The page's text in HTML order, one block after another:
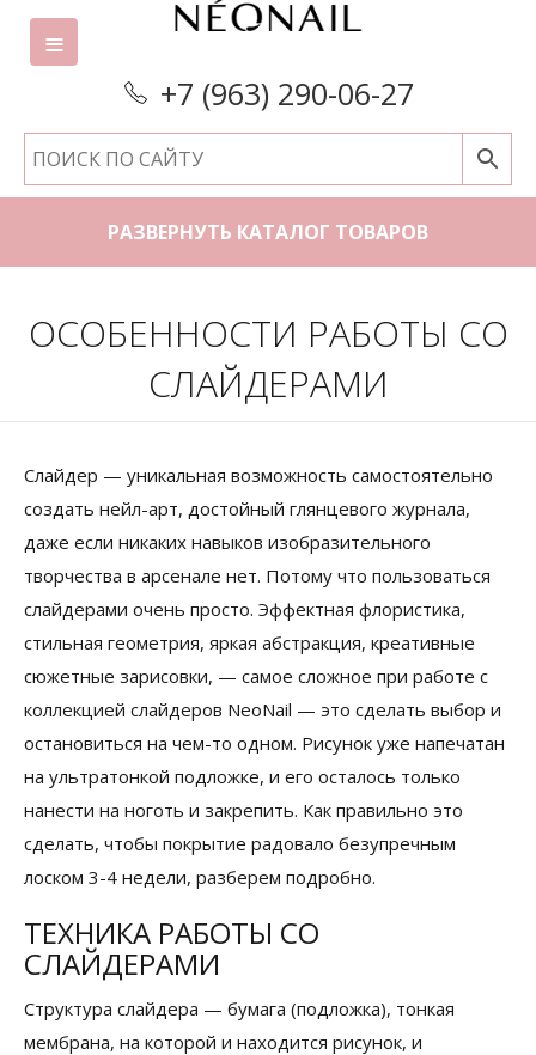
+7 (963) 290-06-27
РАЗВЕРНУТЬ КАТАЛОГ ТОВАРОВ
ОСОБЕННОСТИ РАБОТЫ СО
СЛАЙДЕРАМИ
Слайдер — уникальная возможность самостоятельно
создать нейл-арт, достойный глянцевого журнала,
даже если никаких навыков изобразительного
творчества в арсенале нет. Потому что пользоваться
слайдерами очень просто. Эффектная флористика,
стильная геометрия, яркая абстракция, креативные
сюжетные зарисовки, — самое сложное при работе с
коллекцией слайдеров NeoNail — это сделать выбор и
остановиться на чем-то одном. Рисунок уже напечатан
на ультратонкой подложке, и его осталось только
нанести на ноготь и закрепить. Как правильно это
сделать, чтобы покрытие радовало безупречным
лоском 3-4 недели, разберем подробно.
ТЕХНИКА РАБОТЫ СО
СЛАЙДЕРАМИ
Структура слайдера — бумага (подложка), тонкая
мембрана, на которой и находится рисунок, и